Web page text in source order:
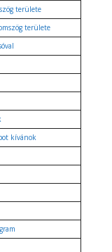
területe
területe
kívánok